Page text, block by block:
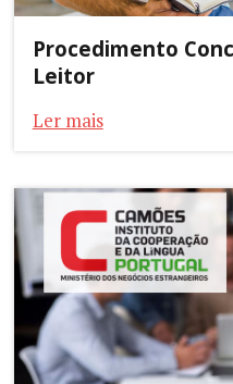
Procedimento
Leitor
Ler mais